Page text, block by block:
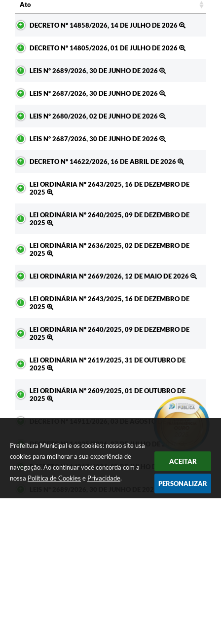
Prefeitura Municipal e os cookies: nosso site usa
cookies para melhorar a sua experiência de
navegação. Ao continuar você concorda com a
nossa Política de Cookies e Privacidade.
ACEITAR
PERSONALIZAR
Ato
DECRETO Nº 14858/2026, 14 DE JULHO DE 2026
DECRETO Nº 14805/2026, 01 DE JULHO DE 2026
LEIS Nº 2689/2026, 30 DE JUNHO DE 2026
LEIS Nº 2687/2026, 30 DE JUNHO DE 2026
LEIS Nº 2680/2026, 02 DE JUNHO DE 2026
LEIS Nº 2687/2026, 30 DE JUNHO DE 2026
DECRETO Nº 14622/2026, 16 DE ABRIL DE 2026
LEI ORDINÁRIA Nº 2643/2025, 16 DE DEZEMBRO DE
2025
LEI ORDINÁRIA Nº 2640/2025, 09 DE DEZEMBRO DE
2025
LEI ORDINÁRIA Nº 2636/2025, 02 DE DEZEMBRO DE
2025
LEI ORDINÁRIA Nº 2669/2026, 12 DE MAIO DE 2026
LEI ORDINÁRIA Nº 2643/2025, 16 DE DEZEMBRO DE
2025
LEI ORDINÁRIA Nº 2640/2025, 09 DE DEZEMBRO DE
2025
LEI ORDINÁRIA Nº 2619/2025, 31 DE OUTUBRO DE
2025
LEI ORDINÁRIA Nº 2609/2025, 01 DE OUTUBRO DE
2025
DECRETO Nº 14825/2026, 07 DE JULHO DE 2026
DECRETO Nº 14817/2026, 07 DE JULHO DE 2026